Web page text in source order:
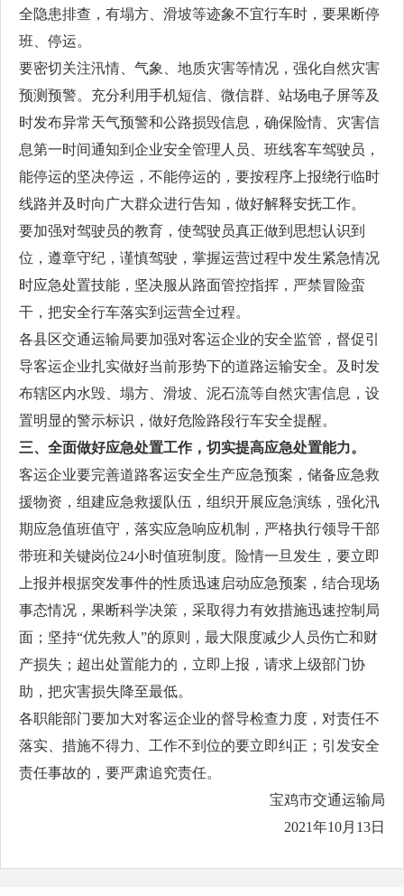
全隐患排查，有塌方、滑坡等迹象不宜行车时，要果断停
班、停运。
要密切关注汛情、气象、地质灾害等情况，强化自然灾害
预测预警。充分利用手机短信、微信群、站场电子屏等及
时发布异常天气预警和公路损毁信息，确保险情、灾害信
息第一时间通知到企业安全管理人员、班线客车驾驶员，
能停运的坚决停运，不能停运的，要按程序上报绕行临时
线路并及时向广大群众进行告知，做好解释安抚工作。
要加强对驾驶员的教育，使驾驶员真正做到思想认识到
位，遵章守纪，谨慎驾驶，掌握运营过程中发生紧急情况
时应急处置技能，坚决服从路面管控指挥，严禁冒险蛮
干，把安全行车落实到运营全过程。
各县区交通运输局要加强对客运企业的安全监管，督促引
导客运企业扎实做好当前形势下的道路运输安全。及时发
布辖区内水毁、塌方、滑坡、泥石流等自然灾害信息，设
置明显的警示标识，做好危险路段行车安全提醒。
三、全面做好应急处置工作，切实提高应急处置能力。
客运企业要完善道路客运安全生产应急预案，储备应急救
援物资，组建应急救援队伍，组织开展应急演练，强化汛
期应急值班值守，落实应急响应机制，严格执行领导干部
带班和关键岗位24小时值班制度。险情一旦发生，要立即
上报并根据突发事件的性质迅速启动应急预案，结合现场
事态情况，果断科学决策，采取得力有效措施迅速控制局
面；坚持“优先救人”的原则，最大限度减少人员伤亡和财
产损失；超出处置能力的，立即上报，请求上级部门协
助，把灾害损失降至最低。
各职能部门要加大对客运企业的督导检查力度，对责任不
落实、措施不得力、工作不到位的要立即纠正；引发安全
责任事故的，要严肃追究责任。
宝鸡市交通运输局
2021年10月13日